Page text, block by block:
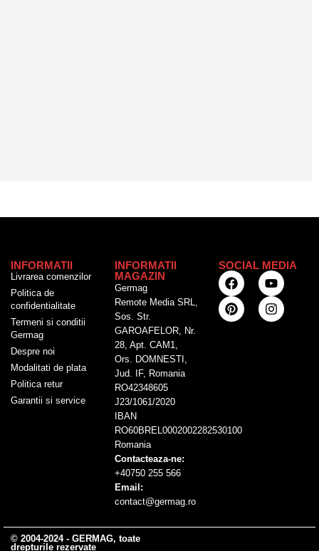
INFORMATII
Livrarea comenzilor
Politica de
confidentialitate
Termeni si conditii
Germag
Despre noi
Modalitati de plata
Politica retur
Garantii si service
INFORMATII
MAGAZIN
Germag
Remote Media SRL,
Sos. Str.
GAROAFELOR, Nr.
28, Apt. CAM1,
Ors. DOMNESTI,
Jud. IF, Romania
RO42348605
J23/1061/2020
IBAN
RO60BREL0002002282530100
Romania
Contacteaza-ne:
+40750 255 566
Email:
contact@germag.ro
SOCIAL MEDIA
© 2004-2024 - GERMAG, toate
drepturile rezervate